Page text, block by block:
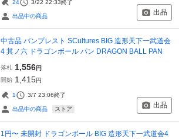
24 3/22 22:33終了
出品中の商品 出品
中古品 バンプレスト SCultures BIG 造形天下一武道会
4 其ノ六 ドラゴンボール パン DRAGON BALL PAN
落札 1,556円
開始 1,415円
1 3/7 23:06終了
出品中の商品 ストア 出品
1円〜 未開封 ドラゴンボール BIG 造形天下一武道会4